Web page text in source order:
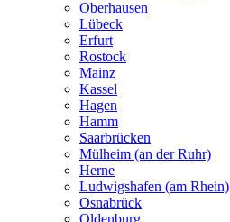
Oberhausen
Lübeck
Erfurt
Rostock
Mainz
Kassel
Hagen
Hamm
Saarbrücken
Mülheim (an der Ruhr)
Herne
Ludwigshafen (am Rhein)
Osnabrück
Oldenburg